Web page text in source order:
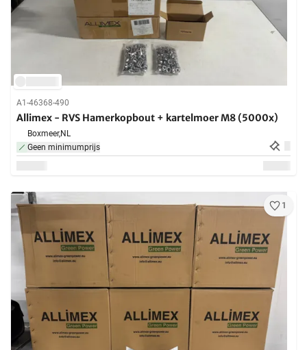
A1-46368-490
Allimex - RVS Hamerkopbout + kartelmoer M8 (5000x)
Boxmeer,NL
Geen minimumprijs
1